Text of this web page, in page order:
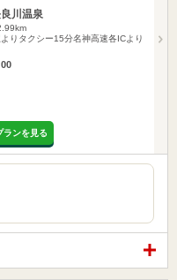
川温泉
りタクシー15分名神高速各ICより
ランを見る